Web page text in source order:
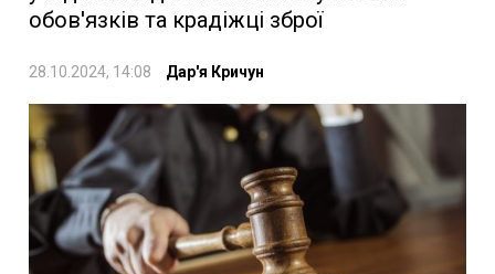
обов'язків та крадіжці зброї
28.10.2024, 14:08 Дар'я Кричун